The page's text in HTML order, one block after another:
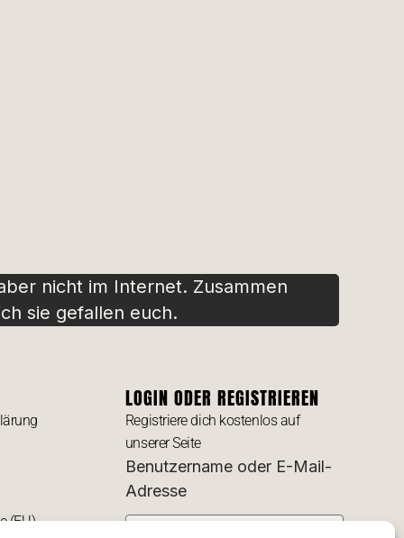
nicht im Internet. Zusammen
sie gefallen euch.
(EU)
LOGIN ODER REGISTRIEREN
Registriere dich kostenlos auf
unserer Seite
Benutzername oder E-Mail-
Adresse